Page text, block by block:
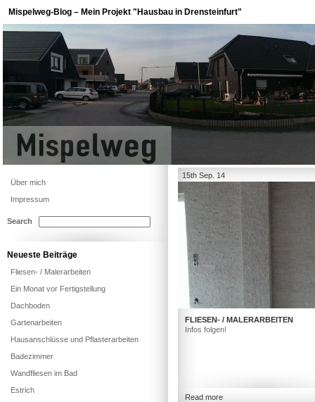
Mispelweg-Blog – Mein Projekt "Hausbau in Drensteinfurt"
15th Sep. 14
FLIESEN- / MALERARBEITEN
Infos folgen!
Read more
Über mich
Impressum
Search
Neueste Beiträge
Fliesen- / Malerarbeiten
Ein Monat vor Fertigstellung
Dachboden
Gartenarbeiten
Hausanschlüsse und Pflasterarbeiten
Badezimmer
Wandfliesen im Bad
Estrich